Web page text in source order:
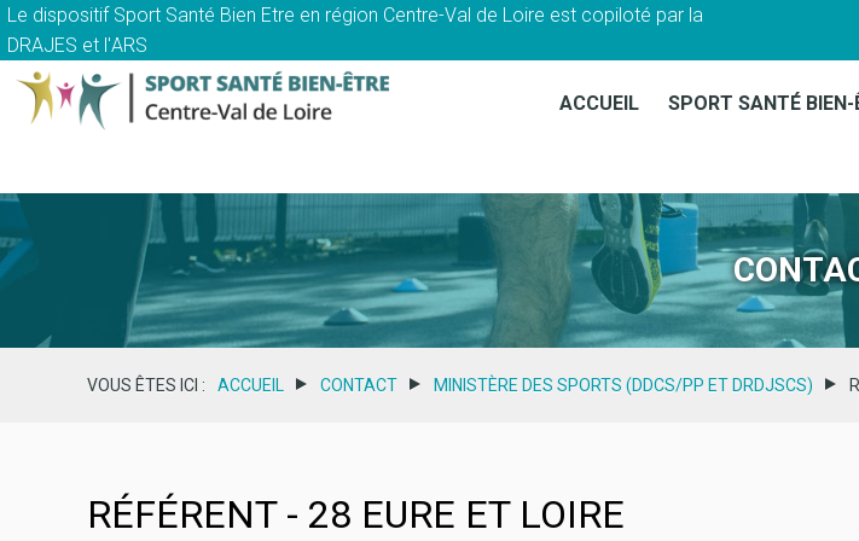
Le dispositif Sport Santé Bien Etre en région Centre-Val de Loire est copiloté par la
DRAJES et l'ARS
ACCUEIL SPORT SANTÉ BIEN-
VOUS ÊTES ICI : ACCUEIL CONTACT MINISTÈRE DES SPORTS (DDCS/PP ET DRDJSCS)
RÉFÉRENT - 28 EURE ET LOIRE